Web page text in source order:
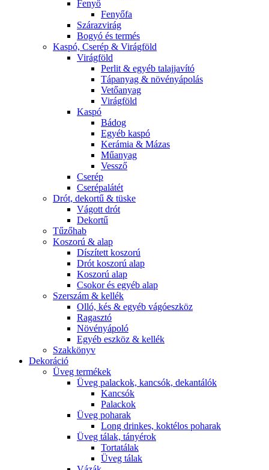
Fenyő
Fenyőfa
Szárazvirág
Bogyó és termés
Kaspó, Cserép & Virágföld
Virágföld
Perlit & egyéb talajjavító
Tápanyag & növényápolás
Vetőanyag
Virágföld
Kaspó
Bádog
Egyéb kaspó
Kerámia & Mázas
Műanyag
Vessző
Cserép
Cserépalátét
Drót, dekortű & tüske
Vágott drót
Dekortű
Tűzőhab
Koszorú & alap
Díszített koszorú
Drót koszorú alap
Koszorú alap
Csokor és egyéb alap
Szerszám & kellék
Olló, kés & egyéb vágóeszköz
Ragasztó
Növényápoló
Egyéb eszköz & kellék
Szakkönyv
Dekoráció
Üveg termékek
Üveg palackok, kancsók, dekantálók
Kancsók
Palackok
Üveg poharak
Long drinkes, koktélos poharak
Üveg tálak, tányérok
Tortatálak
Üveg tálak